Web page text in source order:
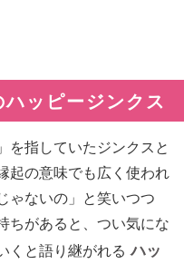
ッピージンクス
を指していたジンクスと
起の意味でも広く使われ
ゃないの」と笑いつつ
ちがあると、つい気にな
くと語り継がれる ハッ